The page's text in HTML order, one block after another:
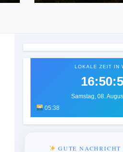
LOKALE ZEIT IN
Samstag, 08.
05:38
GUTE NACHRICHT